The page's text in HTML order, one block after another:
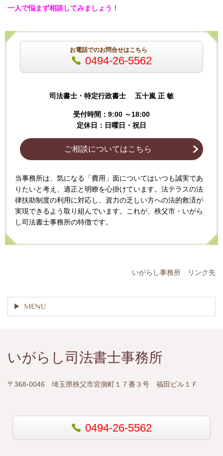
一人で悩まず相談してみましょう！
お電話でのお問合せはこちら
0494-26-5562
司法書士・特定行政書士 五十嵐 正 敏
受付時間：9:00 ～18:00
定休日：日曜日・祝日
ご相談についてはこちら
当事務所は、気になる「費用」面についてはいつも誠実であ
りたいと考え、適正と明瞭を心掛けています。法テラスの法
律扶助制度の利用に対応し
、資力の乏しい方への法的救済が
実現できるよう取り組んでいます。これが、秩父市・いがら
し司法書士事務所の特徴です。
いがらし事務所 リンク先
MENU
いがらし司法書士事務所
〒368-0046 埼玉県秩父市宮側町１７番３号 福田ビル１Ｆ
0494-26-5562